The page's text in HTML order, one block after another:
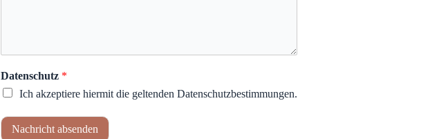
Datenschutz *
Ich akzeptiere hiermit die geltenden Datenschutzbestimmungen.
Nachricht absenden